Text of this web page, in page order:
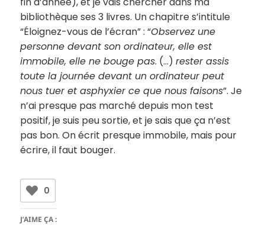
bibliothèque ses 3 livres. Un chapitre s’intitule
“Éloignez-vous de l’écran” : “Observez une
personne devant son ordinateur, elle est
immobile, elle ne bouge pas. (…)rester assis
toute la journée devant un ordinateur peut
nous tuer et asphyxier ce que nous faisons”. Je
n’ai presque pas marché depuis mon test
positif, je suis peu sortie, et je sais que ça n’est
pas bon. On écrit presque immobile, mais pour
écrire, il faut bouger.
0
J’AIME ÇA :